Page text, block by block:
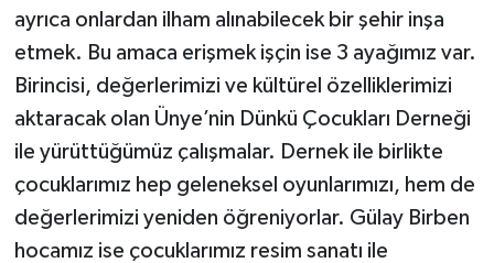
ayrıca onlardan ilham alınabilecek bir şehir inşa
etmek. Bu amaca erişmek işçin ise 3 ayağımız var.
Birincisi, değerlerimizi ve kültürel özelliklerimizi
aktaracak olan Ünye’nin Dünkü Çocukları Derneği
ile yürüttüğümüz çalışmalar. Dernek ile birlikte
çocuklarımız hep geleneksel oyunlarımızı, hem de
değerlerimizi yeniden öğreniyorlar. Gülay Birben
hocamız ise çocuklarımız resim sanatı ile